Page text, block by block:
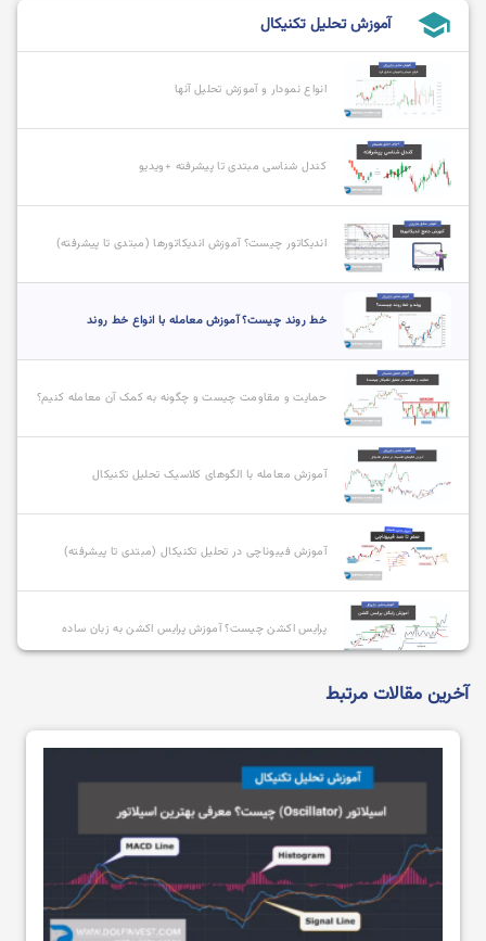
school آموزش تحلیل تکنیکال
انواع نمودار و آموزش تحلیل آنها
کندل شناسی مبتدی تا پیشرفته +ویدیو
اندیکاتور چیست؟ آموزش اندیکاتورها (مبتدی تا پیشرفته)
خط روند چیست؟ آموزش معامله با انواع خط روند
حمایت و مقاومت چیست و چگونه به کمک آن معامله کنیم؟
آموزش معامله با الگوهای کلاسیک تحلیل تکنیکال
آموزش فیبوناچی در تحلیل تکنیکال (مبتدی تا پیشرفته)
پرایس اکشن چیست؟ آموزش پرایس اکشن به زبان ساده
+ویدیو
پرایس اکشن ICT چیست؟ آموزش سبک ict (صفر تا صد)
آموزش کامل تریدینگ ویو (Tradingview) + ویدیو
آخرین مقالات مرتبط